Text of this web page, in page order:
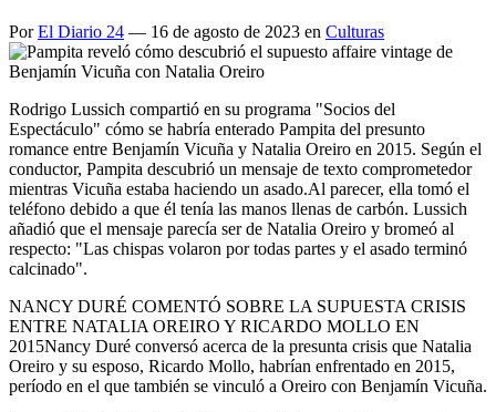
PorEl Diario 24 — 16 de agosto de 2023 en Culturas
Rodrigo Lussich compartió en su programa "Socios del
Espectáculo" cómo se habría enterado Pampita del presunto
romance entre Benjamín Vicuña y Natalia Oreiro en 2015. Según el
conductor, Pampita descubrió un mensaje de texto comprometedor
mientras Vicuña estaba haciendo un asado.Al parecer, ella tomó el
teléfono debido a que él tenía las manos llenas de carbón. Lussich
añadió que el mensaje parecía ser de Natalia Oreiro y bromeó al
respecto: "Las chispas volaron por todas partes y el asado terminó
calcinado".
NANCY DURÉ COMENTÓ SOBRE LA SUPUESTA CRISIS
ENTRE NATALIA OREIRO Y RICARDO MOLLO EN
2015Nancy Duré conversó acerca de la presunta crisis que Natalia
Oreiro y su esposo, Ricardo Mollo, habrían enfrentado en 2015,
período en el que también se vinculó a Oreiro con Benjamín Vicuña.